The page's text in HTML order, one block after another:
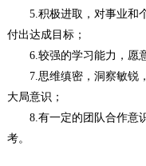
5.积极进取，对事业和个
付出达成目标；
6.较强的学习能力，愿意
7.思维缜密，洞察敏锐，
大局意识；
8.有一定的团队合作意识
考。